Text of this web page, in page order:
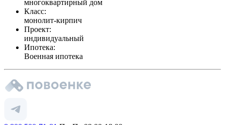
многоквартирный дом
Класс:
монолит-кирпич
Проект:
индивидуальный
Ипотека:
Военная ипотека